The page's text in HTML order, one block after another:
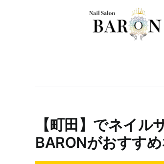
【町田】でネイ
BARONがおすす